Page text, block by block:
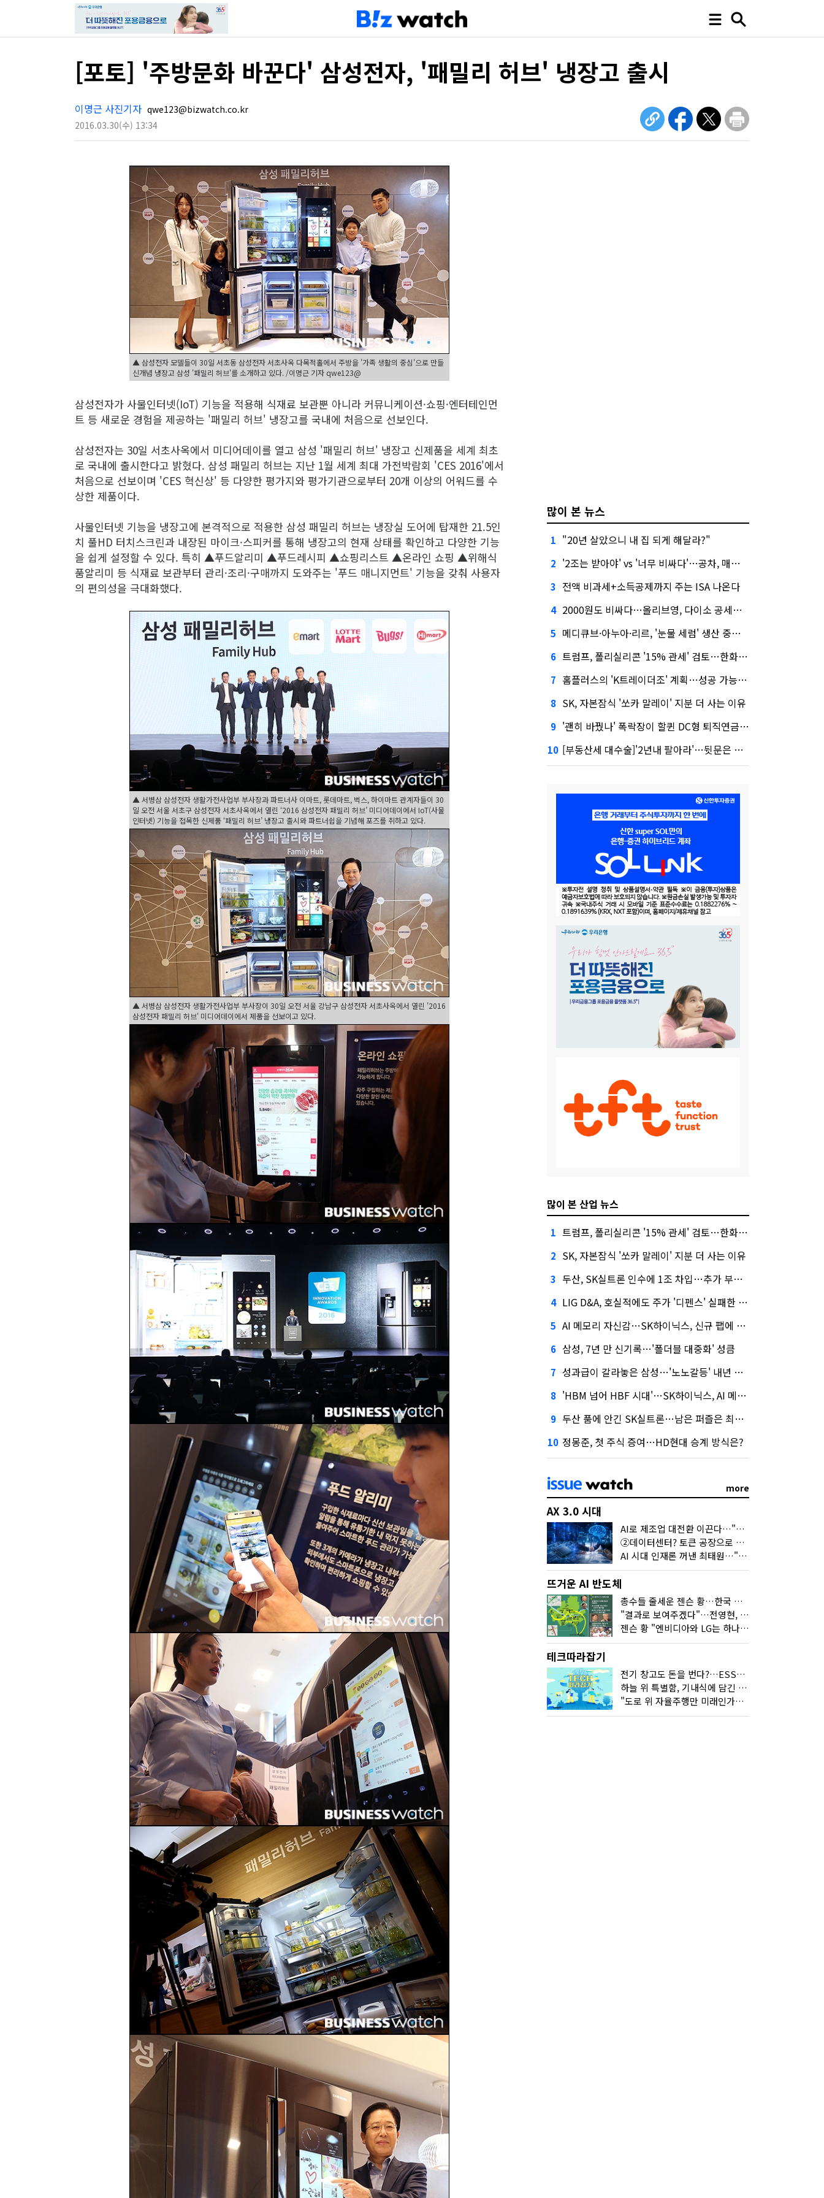
[포토] '주방문화 바꾼다' 삼성전자, '패밀리 허브' 냉장고 출시
이명근 사진기자 qwe123@bizwatch.co.kr
2016.03.30(수) 13:34
▲ 삼성전자 모델들이 30일 서초동 삼성전자 서초사옥 다목적홀에서 주방을 '가족 생활의 중심'으로 만들
신개념 냉장고 삼성 '패밀리 허브'를 소개하고 있다. /이명근 기자 qwe123@
삼성전자가 사물인터넷(IoT) 기능을 적용해 식재료 보관뿐 아니라 커뮤니케이션·쇼핑·엔터테인먼
트 등 새로운 경험을 제공하는 '패밀리 허브' 냉장고를 국내에 처음으로 선보인다.
삼성전자는 30일 서초사옥에서 미디어데이를 열고 삼성 '패밀리 허브' 냉장고 신제품을 세계 최초
로 국내에 출시한다고 밝혔다. 삼성 패밀리 허브는 지난 1월 세계 최대 가전박람회 'CES 2016'에서
처음으로 선보이며 'CES 혁신상' 등 다양한 평가지와 평가기관으로부터 20개 이상의 어워드를 수
상한 제품이다.
사물인터넷 기능을 냉장고에 본격적으로 적용한 삼성 패밀리 허브는 냉장실 도어에 탑재한 21.5인
치 풀HD 터치스크린과 내장된 마이크·스피커를 통해 냉장고의 현재 상태를 확인하고 다양한 기능
을 쉽게 설정할 수 있다. 특히 ▲푸드알리미 ▲푸드레시피 ▲쇼핑리스트 ▲온라인 쇼핑 ▲위해식
품알리미 등 식재료 보관부터 관리·조리·구매까지 도와주는 '푸드 매니지먼트' 기능을 갖춰 사용자
의 편의성을 극대화했다.
▲ 서병삼 삼성전자 생활가전사업부 부사장과 파트너사 이마트, 롯데마트, 벅스, 하이마트 관계자들이 30
일 오전 서울 서초구 삼성전자 서초사옥에서 열린 ‘2016 삼성전자 패밀리 허브’ 미디어데이에서 IoT(사물
인터넷) 기능을 접목한 신제품 ‘패밀리 허브’ 냉장고 출시와 파트너쉽을 기념해 포즈를 취하고 있다.
▲ 서병삼 삼성전자 생활가전사업부 부사장이 30일 오전 서울 강남구 삼성전자 서초사옥에서 열린 '2016
삼성전자 패밀리 허브' 미디어데이에서 제품을 선보이고 있다.
많이 본 뉴스
1 "20년 살았으니 내 집 되게 해달라?"
2 '2조는 받아야' vs '너무 비싸다'…공차, 매각 성공할까
3 전액 비과세+소득공제까지 주는 ISA 나온다
4 2000원도 비싸다…올리브영, 다이소 공세에 '가성비'로 맞불
5 메디큐브·아누아·리르, '눈물 세럼' 생산 중단한다
6 트럼프, 폴리실리콘 '15% 관세' 검토…한화큐셀·OCI 영향은?
7 홈플러스의 'K트레이더조' 계획…성공 가능성은 '글쎄'
8 SK, 자본잠식 '쏘카 말레이' 지분 더 사는 이유
9 '괜히 바꿨나' 폭락장이 할퀸 DC형 퇴직연금…전문가 조언은
10 [부동산세 대수술]'2년내 팔아라'…뒷문은 열었다
많이 본 산업 뉴스
1 트럼프, 폴리실리콘 '15% 관세' 검토…한화큐셀·OCI 영향은?
2 SK, 자본잠식 '쏘카 말레이' 지분 더 사는 이유
3 두산, SK실트론 인수에 1조 차입…추가 부담은?
4 LIG D&A, 호실적에도 주가 '디펜스' 실패한 이유
5 AI 메모리 자신감…SK하이닉스, 신규 팹에 54조 투자
6 삼성, 7년 만 신기록…'폴더블 대중화' 성큼
7 성과급이 갈라놓은 삼성…'노노갈등' 내년 교섭 판 흔들까
8 'HBM 넘어 HBF 시대'…SK하이닉스, AI 메모리 표준 선점 나섰다
9 두산 품에 안긴 SK실트론…남은 퍼즐은 최태원 지분 29.4%
10 정몽준, 첫 주식 증여…HD현대 승계 방식은?
more
AX 3.0 시대
AI로 제조업 대전환 이끈다…"2030년까지 민관합동 20조 투자"
②데이터센터? 토큰 공장으로 변신
AI 시대 인재론 꺼낸 최태원…"협업이 경쟁력"
뜨거운 AI 반도체
총수들 줄세운 젠슨 황…한국 산업계 새판 짰다
"결과로 보여주겠다"…전영현, 젠슨 황과 HBM5 논의
젠슨 황 "엔비디아와 LG는 하나의 거대한 팀"
테크따라잡기
전기 창고도 돈을 번다?…ESS의 '두뇌' EMO가 뭐길래
하늘 위 특별함, 기내식에 담긴 기술의 세계
"도로 위 자율주행만 미래인가요"…진흙탕서 길 내는 HD현대 AI 기술